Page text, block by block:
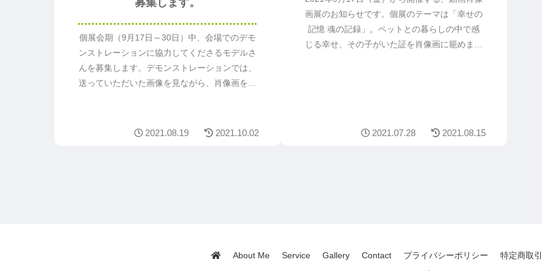
募集します。
個展会期（9月17日～30日）中、会場でのデモ
ンストレーションに協力してくださるモデルさ
んを募集します。デモンストレーションでは、
送っていただいた画像を見ながら、肖像画を制
2021.08.19 2021.10.02
画展のお知らせです。個展のテーマは「幸せの
記憶 魂の記録」。ペットとの暮らしの中で感
じる幸せ、その子がいた証を肖像画に籠めまし
2021.07.28 2021.08.15
About Me Service Gallery Contact プライバシーポリシー 特定商取